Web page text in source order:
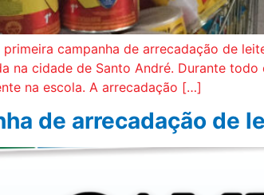
campanha de arrecadação de
na cidade de Santo André. Durante
na escola. A arrecadação […]
de arrecadação de